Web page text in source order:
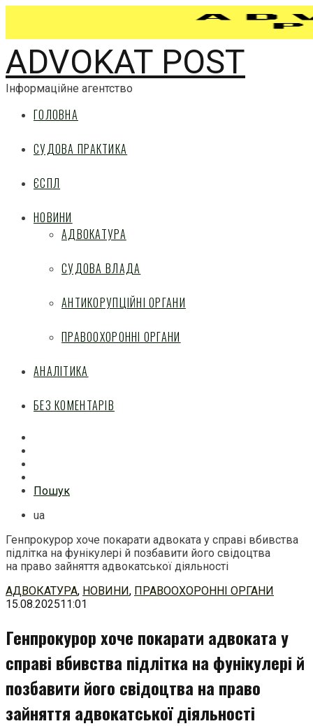
ADVOKAT POST
Інформаційне агентство
ГОЛОВНА
СУДОВА ПРАКТИКА
ЄСПЛ
НОВИНИ
АДВОКАТУРА
СУДОВА ВЛАДА
АНТИКОРУПЦІЙНІ ОРГАНИ
ПРАВООХОРОННІ ОРГАНИ
АНАЛІТИКА
БЕЗ КОМЕНТАРІВ
Пошук
ua
Генпрокурор хоче покарати адвоката у справі вбивства
підлітка на фунікулері й позбавити його свідоцтва
на право зайняття адвокатської діяльності
Перейти
до
АДВОКАТУРА, НОВИНИ, ПРАВООХОРОННІ ОРГАНИ
15.08.202511:01
Генпрокурор хоче покарати адвоката у
справі вбивства підлітка на фунікулері й
позбавити його свідоцтва на право
зайняття адвокатської діяльності